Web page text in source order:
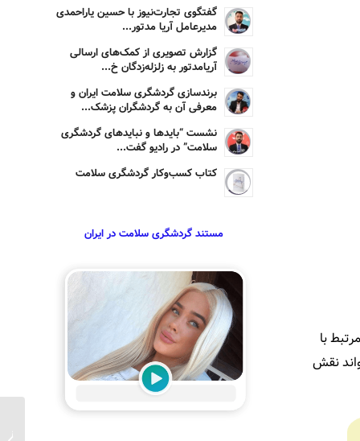
با
نقش
گفتگوی تجارت‌نیوز با حسین یاراحمدی
مدیرعامل آریا مدتور...
گزارش تصویری از کمک‌های ارسالی
آریامدتور به زلزله‌زدگان خ...
برندسازی گردشگری سلامت ایران و
معرفی آن به گردشگران پزشک...
نشست “بایدها و نبایدهای گردشگری
سلامت” در رادیو گفت...
کتاب کسب‌وکار گردشگری سلامت
مستند گردشگری سلامت در ایران